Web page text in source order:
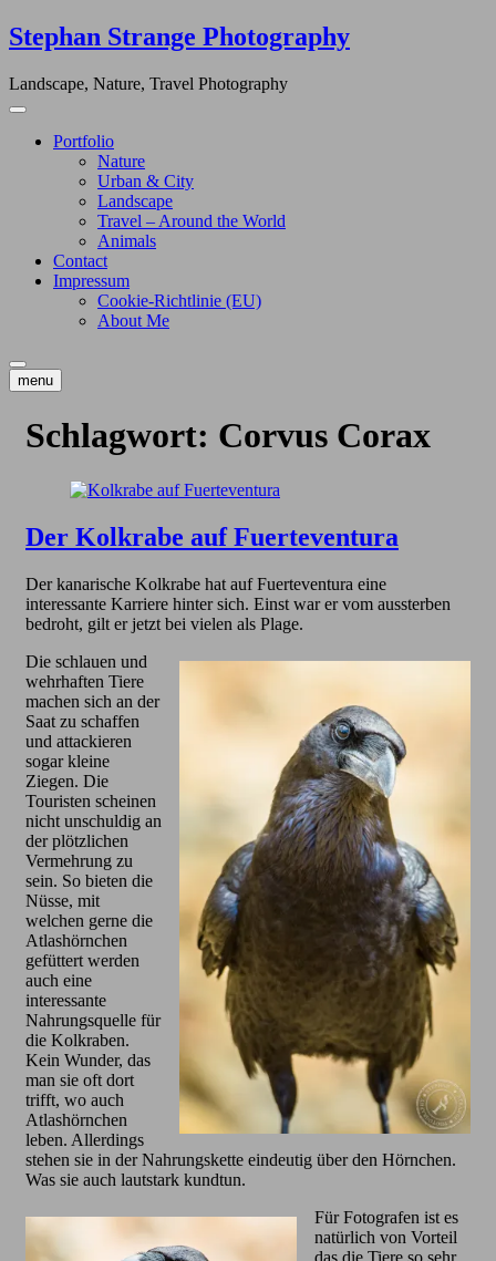
Skip
to
Stephan Strange Photography
Landscape, Nature, Travel Photography
Portfolio
Nature
Urban & City
Landscape
Travel – Around the World
Animals
Contact
Impressum
Cookie-Richtlinie (EU)
About Me
menu
Schlagwort: Corvus Corax
Der Kolkrabe auf Fuerteventura
Der kanarische Kolkrabe hat auf Fuerteventura eine
interessante Karriere hinter sich. Einst war er vom aussterben
bedroht, gilt er jetzt bei vielen als Plage.
Die schlauen und
wehrhaften Tiere
machen sich an der
Saat zu schaffen
und attackieren
sogar kleine
Ziegen. Die
Touristen scheinen
nicht unschuldig an
der plötzlichen
Vermehrung zu
sein. So bieten die
Nüsse, mit
welchen gerne die
Atlashörnchen
gefüttert werden
auch eine
interessante
Nahrungsquelle für
die Kolkraben.
Kein Wunder, das
man sie oft dort
trifft, wo auch
Atlashörnchen
leben. Allerdings
stehen sie in der Nahrungskette eindeutig über den Hörnchen.
Was sie auch lautstark kundtun.
Für Fotografen ist es
natürlich von Vorteil
das die Tiere so sehr